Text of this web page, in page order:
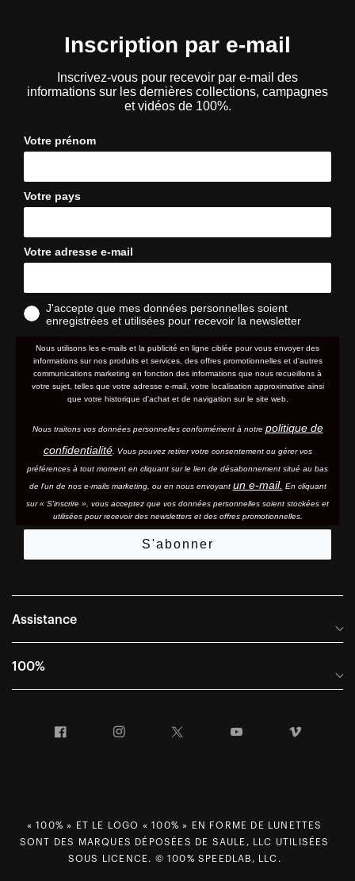
Inscription par e-mail
Inscrivez-vous pour recevoir par e-mail des
informations sur les dernières collections, campagnes
et vidéos de 100%.
Votre prénom
Votre pays
Votre adresse e-mail
J'accepte que mes données personnelles soient
enregistrées et utilisées pour recevoir la newsletter
Nous utilisons les e-mails et la publicité en ligne ciblée pour vous envoyer des
informations sur nos produits et services, des offres promotionnelles et d'autres
communications marketing en fonction des informations que nous recueillons à
votre sujet, telles que votre adresse e-mail, votre localisation approximative ainsi
que votre historique d'achat et de navigation sur le site web.
Nous traitons vos données personnelles conformément à notre politique de
confidentialité. Vous pouvez retirer votre consentement ou gérer vos
préférences à tout moment en cliquant sur le lien de désabonnement situé au bas
de l'un de nos e-mails marketing, ou en nous envoyant un e-mail. En cliquant
sur « S'inscrire », vous acceptez que vos données personnelles soient stockées et
utilisées pour recevoir des newsletters et des offres promotionnelles.
S'abonner
Assistance
Foire aux questions
Conditions générales de vente
100%
Informations sur l'entreprise
du RGPD
Facebook Instagram YouTube
« 100% » ET LE LOGO « 100% » EN FORME DE LUNETTES
SONT DES MARQUES DÉPOSÉES DE SAULE, LLC UTILISÉES
SOUS LICENCE. © 100% SPEEDLAB, LLC.